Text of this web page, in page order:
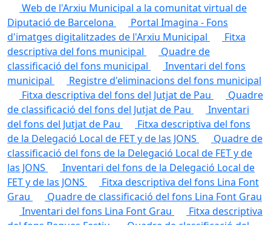
Web de l'Arxiu Municipal a la comunitat virtual de
Diputació de Barcelona
Portal Imagina - Fons
d'imatges digitalitzades de l'Arxiu Municipal
Fitxa
descriptiva del fons municipal
Quadre de
classificació del fons municipal
Inventari del fons
municipal
Registre d'eliminacions del fons municipal
Fitxa descriptiva del fons del Jutjat de Pau
Quadre
de classificació del fons del Jutjat de Pau
Inventari
del fons del Jutjat de Pau
Fitxa descriptiva del fons
de la Delegació Local de FET y de las JONS
Quadre de
classificació del fons de la Delegació Local de FET y de
las JONS
Inventari del fons de la Delegació Local de
FET y de las JONS
Fitxa descriptiva del fons Lina Font
Grau
Quadre de classificació del fons Lina Font Grau
Inventari del fons Lina Font Grau
Fitxa descriptiva